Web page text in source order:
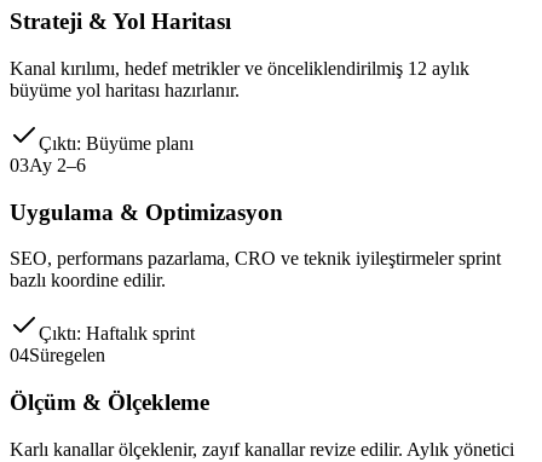
Strateji & Yol Haritası
Kanal kırılımı, hedef metrikler ve önceliklendirilmiş 12 aylık
büyüme yol haritası hazırlanır.
Çıktı: Büyüme planı
03Ay 2–6
Uygulama & Optimizasyon
SEO, performans pazarlama, CRO ve teknik iyileştirmeler sprint
bazlı koordine edilir.
Çıktı: Haftalık sprint
04Süregelen
Ölçüm & Ölçekleme
Karlı kanallar ölçeklenir, zayıf kanallar revize edilir. Aylık yönetici